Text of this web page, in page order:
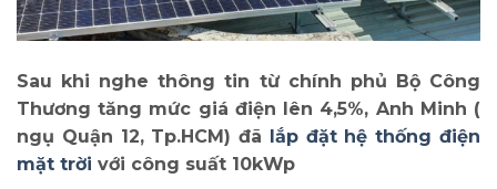
Sau khi nghe thông tin từ chính phủ Bộ Công
Thương tăng mức giá điện lên 4,5%, Anh Minh (
ngụ Quận 12, Tp.HCM) đã lắp đặt hệ thống điện
mặt trời với công suất 10kWp